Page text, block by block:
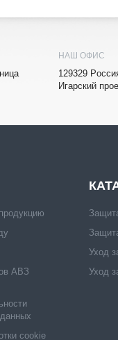
НАШ ОФИС
129329
Игарский
АВЗ
cookie
Уход
Уход